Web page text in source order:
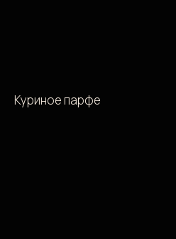
Куриное парфе